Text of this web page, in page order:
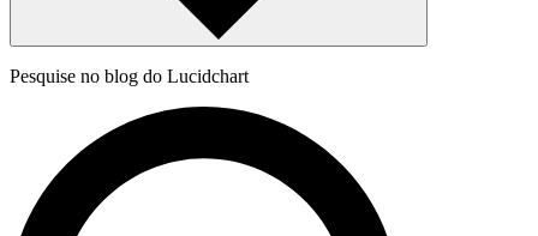
Pesquise no blog do Lucidchart